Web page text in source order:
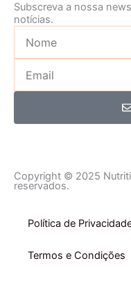
Subscreva a nossa
notícias.
Copyright © 2025
reservados.
Política de
Termos e Condições